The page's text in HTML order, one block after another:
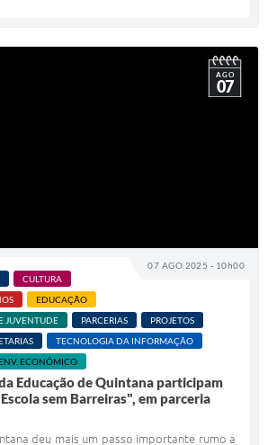
07 AGO 2025 - 10h00
AGO
07
CULTURA
EDUCAÇÃO
JUVENTUDE
PARCERIAS
PROJETOS
TECNOLOGIA DA INFORMAÇÃO
ECONÔMICO
Educação de Quintana participam
sem Barreiras", em parceria
deu mais um passo importante rumo a